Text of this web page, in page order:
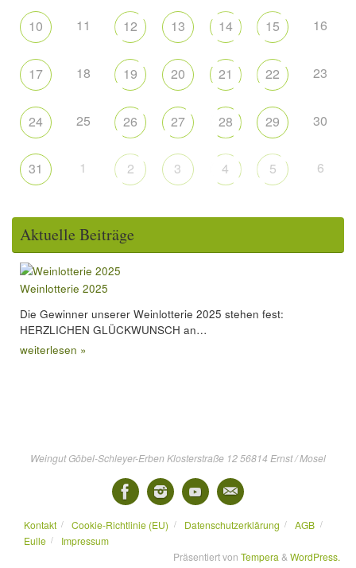
10 11 12 13 14 15 16
17 18 19 20 21 22 23
24 25 26 27 28 29 30
31 1 2 3 4 5 6
Aktuelle Beiträge
Weinlotterie 2025
Die Gewinner unserer Weinlotterie 2025 stehen fest:
HERZLICHEN GLÜCKWUNSCH an…
weiterlesen »
Weingut Göbel-Schleyer-Erben Klosterstraße 12 56814 Ernst / Mosel
Kontakt Cookie-Richtlinie (EU) Datenschutzerklärung
AGB
Eulle
Impressum
Präsentiert von Tempera & WordPress.